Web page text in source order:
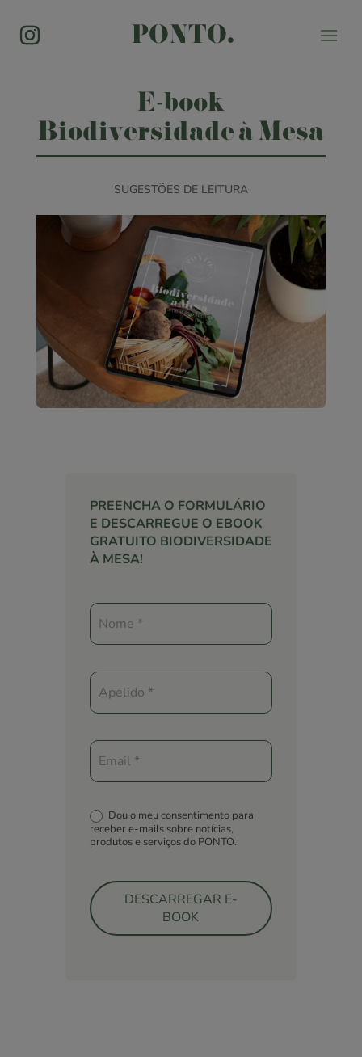
PONTO.
E-book
Biodiversidade à Mesa
SUGESTÕES DE LEITURA
PREENCHA O FORMULÁRIO
E DESCARREGUE O EBOOK
GRATUITO BIODIVERSIDADE
À MESA!
E-
book
Biodiversidade
Mesa
Dou o meu consentimento para
receber e-mails sobre notícias,
produtos e serviços do PONTO.
DESCARREGAR E-
BOOK